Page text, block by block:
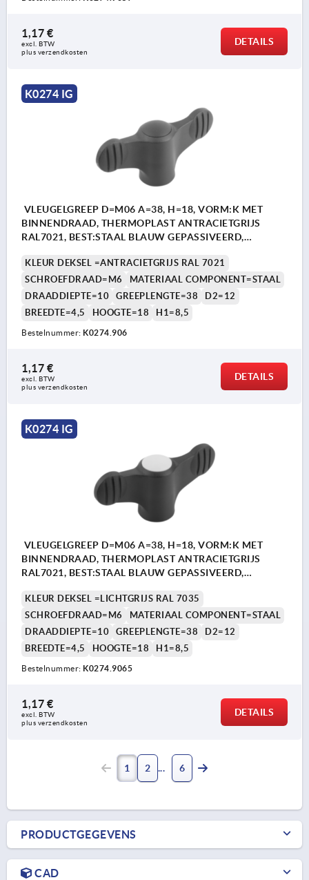
1,17 €
excl. BTW
plus verzendkosten
DETAILS
K0274 IG
VLEUGELGREEP D=M06 A=38, H=18, VORM:K MET
BINNENDRAAD, THERMOPLAST ANTRACIETGRIJS
RAL7021, BEST:STAAL BLAUW GEPASSIVEERD,
KLEUR DEKSEL =ANTRACIETGRIJS RAL 7021
SCHROEFDRAAD=M6
MATERIAAL COMPONENT=STAAL
DRAADDIEPTE=10
GREEPLENGTE=38
D2=12
BREEDTE=4,5
HOOGTE=18 H1=8,5
Bestelnummer: K0274.906
1,17 €
excl. BTW
plus verzendkosten
DETAILS
K0274 IG
VLEUGELGREEP D=M06 A=38, H=18, VORM:K MET
BINNENDRAAD, THERMOPLAST ANTRACIETGRIJS
RAL7021, BEST:STAAL BLAUW GEPASSIVEERD,
KLEUR DEKSEL =LICHTGRIJS RAL 7035
SCHROEFDRAAD=M6
MATERIAAL COMPONENT=STAAL
DRAADDIEPTE=10
GREEPLENGTE=38
D2=12
BREEDTE=4,5
HOOGTE=18 H1=8,5
Bestelnummer: K0274.9065
1,17 €
excl. BTW
plus verzendkosten
DETAILS
1 2 6
PRODUCTGEGEVENS
CAD